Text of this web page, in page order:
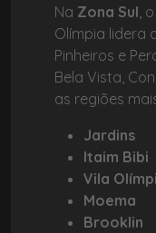
Na Zona Sul ,
Olímpia lidera
Pinheiros e
Bela Vista,
as regiões
Jardins
Itaim Bibi
Vila
Moema
Brooklin